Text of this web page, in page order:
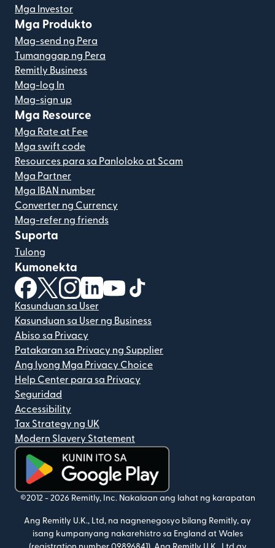
Mga Investor
Mga Produkto
Mag-send ng Pera
Tumanggap ng Pera
Remitly Business
Mag-log In
Mag-sign up
Mga Resource
Mga Rate at Fee
Mga swift code
Resources para sa Panloloko at Scam
Mga Partner
Mga IBAN number
Converter ng Currency
Mag-refer ng friends
Suporta
Tulong
Kumonekta
(bubukas sa bagong window)
(bubukas sa bagong window)
(bubukas sa bagong window)
(bubukas sa bagong window)
(bubukas sa bagong window)
Kasunduan sa User
Kasunduan sa User ng Business
Abiso sa Privacy
Patakaran sa Privacy ng Supplier
Ang Iyong Mga Privacy Choice
Help Center para sa Privacy
Seguridad
Accessibility
Tax Strategy ng UK
Modern Slavery Statement
(bubukas sa bagong window)
©2012 - 2026 Remitly, Inc. Nakalaan ang lahat ng karapatan
Ang Remitly U.K., Ltd, na nagnenegosyo bilang Remitly, ay
isang kumpanyang nakarehistro sa England at Wales